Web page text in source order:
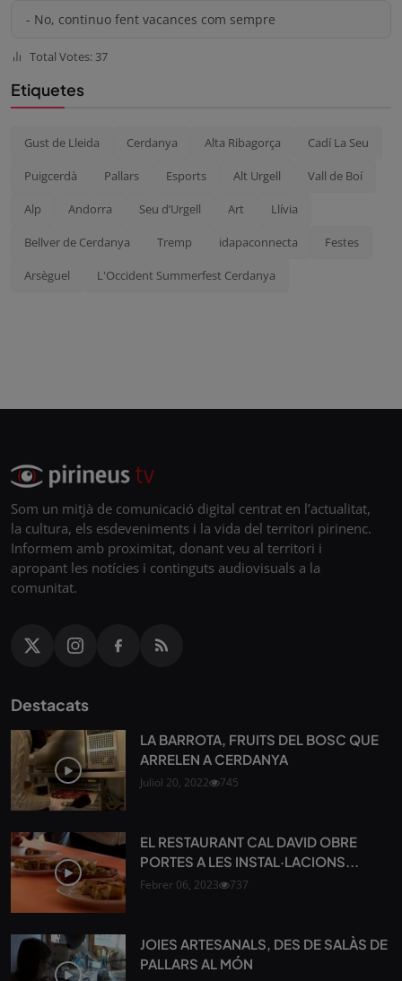
- No, continuo fent vacances com sempre
Total Votes: 37
Etiquetes
Gust de Lleida Cerdanya Alta Ribagorça Cadí La Seu
Puigcerdà Pallars Esports Alt Urgell Vall de Boí
Alp Andorra Seu d’Urgell Art Llívia
Bellver de Cerdanya Tremp idapaconnecta Festes
Arsèguel L'Occident Summerfest Cerdanya
Som un mitjà de comunicació digital centrat en l’actualitat,
la cultura, els esdeveniments i la vida del territori pirinenc.
Informem amb proximitat, donant veu al territori i
apropant les notícies i continguts audiovisuals a la
comunitat.
Destacats
LA BARROTA, FRUITS DEL BOSC QUE
ARRELEN A CERDANYA
Juliol 20, 2022 745
EL RESTAURANT CAL DAVID OBRE
PORTES A LES INSTAL·LACIONS...
Febrer 06, 2023 737
JOIES ARTESANALS, DES DE SALÀS DE
PALLARS AL MÓN